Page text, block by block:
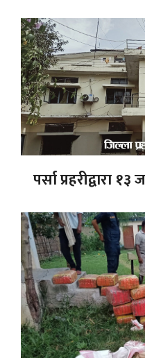
पर्सा प्रहरीद्वारा